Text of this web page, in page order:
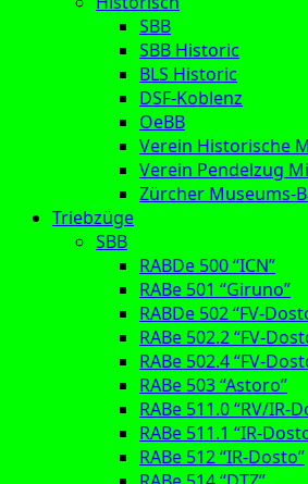
SBB
SBB Historic
BLS Historic
DSF-Koblenz
OeBB
Verein Historische
Verein Pendelzug
Zürcher Museums-
Triebzüge
SBB
RABDe 500 “ICN”
RABe 501 “Giruno”
RABDe 502 “FV-
RABe 502.2 “FV-
RABe 502.4 “FV-
RABe 503 “Astoro”
RABe 511.0 “RV/IR-
RABe 511.1 “IR-
RABe 512 “IR-Dosto”